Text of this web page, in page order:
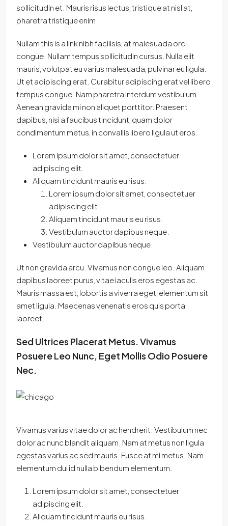
sollicitudin et. Mauris risus lectus, tristique at nisl at,
pharetra tristique enim.
Nullam this is a link nibh facilisis, at malesuada orci
congue. Nullam tempus sollicitudin cursus. Nulla elit
mauris, volutpat eu varius malesuada, pulvinar eu ligula.
Ut et adipiscing erat. Curabitur adipiscing erat vel libero
tempus congue. Nam pharetra interdum vestibulum.
Aenean gravida mi non aliquet porttitor. Praesent
dapibus, nisi a faucibus tincidunt, quam dolor
condimentum metus, in convallis libero ligula ut eros.
Lorem ipsum dolor sit amet, consectetuer
adipiscing elit.
Aliquam tincidunt mauris eu risus.
Lorem ipsum dolor sit amet, consectetuer
adipiscing elit.
Aliquam tincidunt mauris eu risus.
Vestibulum auctor dapibus neque.
Vestibulum auctor dapibus neque.
Ut non gravida arcu. Vivamus non congue leo. Aliquam
dapibus laoreet purus, vitae iaculis eros egestas ac.
Mauris massa est, lobortis a viverra eget, elementum sit
amet ligula. Maecenas venenatis eros quis porta
laoreet.
Sed Ultrices Placerat Metus. Vivamus
Posuere Leo Nunc, Eget Mollis Odio Posuere
Nec.
Vivamus varius vitae dolor ac hendrerit. Vestibulum nec
dolor ac nunc blandit aliquam. Nam at metus non ligula
egestas varius ac sed mauris. Fusce at mi metus. Nam
elementum dui id nulla bibendum elementum.
Lorem ipsum dolor sit amet, consectetuer
adipiscing elit.
Aliquam tincidunt mauris eu risus.